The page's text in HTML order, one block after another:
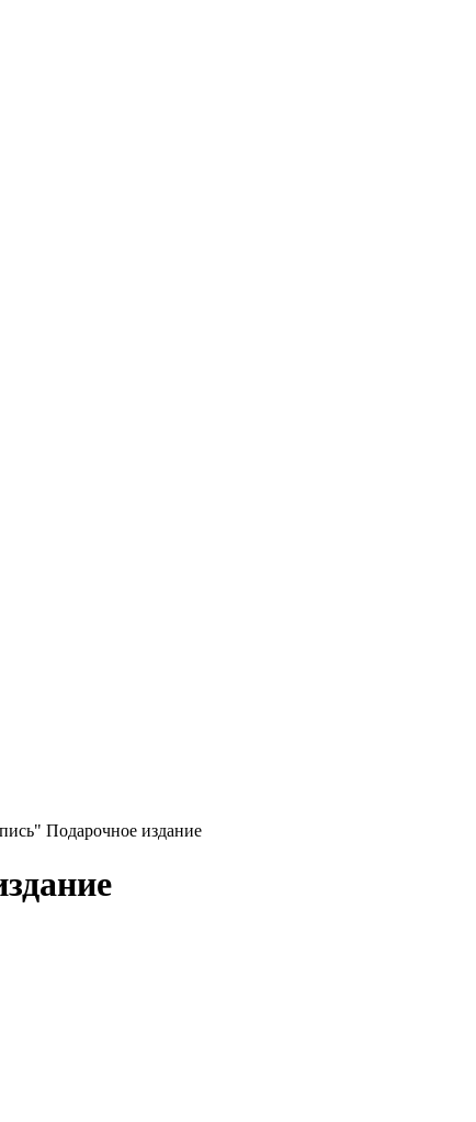
Подарочное издание